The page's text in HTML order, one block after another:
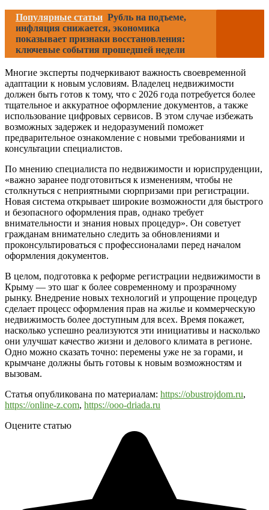
Популярные статьи Рубль на подъеме,
инфляция снижается, экономика
показывает признаки восстановления:
ключевые события прошедшей недели
Многие эксперты подчеркивают важность своевременной
адаптации к новым условиям. Владелец недвижимости
должен быть готов к тому, что с 2026 года потребуется более
тщательное и аккуратное оформление документов, а также
использование цифровых сервисов. В этом случае избежать
возможных задержек и недоразумений поможет
предварительное ознакомление с новыми требованиями и
консультации специалистов.
По мнению специалиста по недвижимости и юриспруденции,
«важно заранее подготовиться к изменениям, чтобы не
столкнуться с неприятными сюрпризами при регистрации.
Новая система открывает широкие возможности для быстрого
и безопасного оформления прав, однако требует
внимательности и знания новых процедур». Он советует
гражданам внимательно следить за обновлениями и
проконсультироваться с профессионалами перед началом
оформления документов.
В целом, подготовка к реформе регистрации недвижимости в
Крыму — это шаг к более современному и прозрачному
рынку. Внедрение новых технологий и упрощение процедур
сделает процесс оформления прав на жилье и коммерческую
недвижимость более доступным для всех. Время покажет,
насколько успешно реализуются эти инициативы и насколько
они улучшат качество жизни и делового климата в регионе.
Одно можно сказать точно: перемены уже не за горами, и
крымчане должны быть готовы к новым возможностям и
вызовам.
Статья опубликована по материалам: https://obustrojdom.ru,
https://online-z.com, https://ooo-driada.ru
Оцените статью